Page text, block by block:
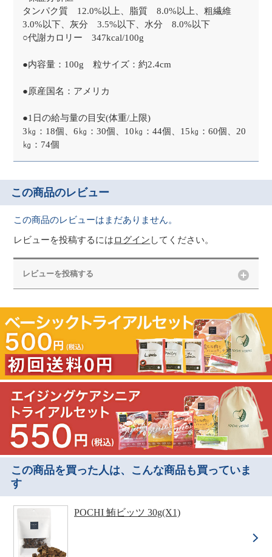
タンパク質 12.0%以上、脂質 8.0%以上、粗繊維
3.0%以下、灰分 3.5%以下、水分 8.0%以下
○代謝カロリー 347kcal/100g
●内容量：100g 粒サイズ：約2.4cm
●原産国名：アメリカ
●1日の給与量の目安(体重/上限)
3㎏：18個、6㎏：30個、10㎏：44個、15㎏：60個、20
㎏：74個
この商品のレビュー
この商品のレビューはまだありません。
レビューを投稿するにはログイン してください。
レビューを投稿する
この商品を買った人は、こんな商品も買っていま
す
POCHI 鮪ビッツ 30g(X1)